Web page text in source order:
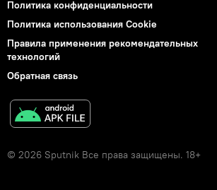
Политика конфиденциальности
Политика использования Cookie
Правила применения рекомендательных
технологий
Обратная связь
© 2026 Sputnik Все права защищены. 18+